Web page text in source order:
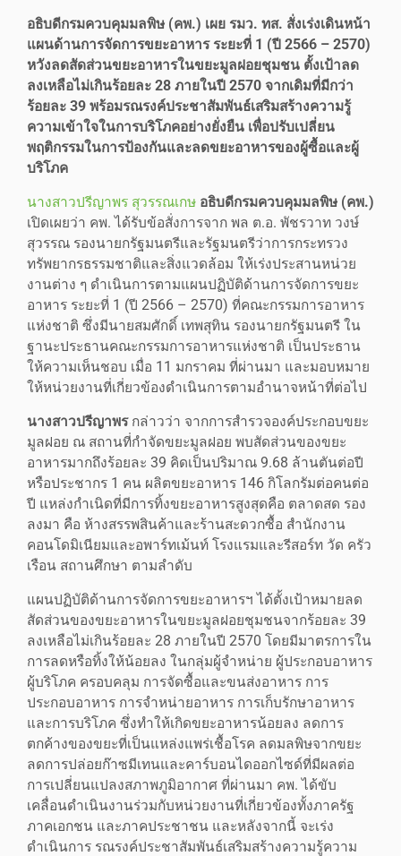
อธิบดีกรมควบคุมมลพิษ (คพ.) เผย รมว. ทส. สั่งเร่งเดินหน้า
แผนด้านการจัดการขยะอาหาร ระยะที่ 1 (ปี 2566 – 2570)
หวังลดสัดส่วนขยะอาหารในขยะมูลฝอยชุมชน ตั้งเป้าลด
ลงเหลือไม่เกินร้อยละ 28 ภายในปี 2570 จากเดิมที่มีกว่า
ร้อยละ 39 พร้อมรณรงค์ประชาสัมพันธ์เสริมสร้างความรู้
ความเข้าใจในการบริโภคอย่างยั่งยืน เพื่อปรับเปลี่ยน
พฤติกรรมในการป้องกันและลดขยะอาหารของผู้ซื้อและผู้
บริโภค
นางสาวปรีญาพร สุวรรณเกษ อธิบดีกรมควบคุมมลพิษ (คพ.)
เปิดเผยว่า คพ. ได้รับข้อสั่งการจาก พล ต.อ. พัชรวาท วงษ์
สุวรรณ รองนายกรัฐมนตรีและรัฐมนตรีว่าการกระทรวง
ทรัพยากรธรรมชาติและสิ่งแวดล้อม ให้เร่งประสานหน่วย
งานต่าง ๆ ดำเนินการตามแผนปฏิบัติด้านการจัดการขยะ
อาหาร ระยะที่ 1 (ปี 2566 – 2570) ที่คณะกรรมการอาหาร
แห่งชาติ ซึ่งมีนายสมศักดิ์ เทพสุทิน รองนายกรัฐมนตรี ใน
ฐานะประธานคณะกรรมการอาหารแห่งชาติ เป็นประธาน
ให้ความเห็นชอบ เมื่อ 11 มกราคม ที่ผ่านมา และมอบหมาย
ให้หน่วยงานที่เกี่ยวข้องดำเนินการตามอำนาจหน้าที่ต่อไป
นางสาวปรีญาพรกล่าวว่า จากการสำรวจองค์ประกอบขยะ
มูลฝอย ณ สถานที่กำจัดขยะมูลฝอย พบสัดส่วนของขยะ
อาหารมากถึงร้อยละ 39 คิดเป็นปริมาณ 9.68 ล้านตันต่อปี
หรือประชากร 1 คน ผลิตขยะอาหาร 146 กิโลกรัมต่อคนต่อ
ปี แหล่งกำเนิดที่มีการทิ้งขยะอาหารสูงสุดคือ ตลาดสด รอง
ลงมา คือ ห้างสรรพสินค้าและร้านสะดวกซื้อ สำนักงาน
คอนโดมิเนียมและอพาร์ทเม้นท์ โรงแรมและรีสอร์ท วัด ครัว
เรือน สถานศึกษา ตามลำดับ
แผนปฏิบัติด้านการจัดการขยะอาหารฯ ได้ตั้งเป้าหมายลด
สัดส่วนของขยะอาหารในขยะมูลฝอยชุมชนจากร้อยละ 39
ลงเหลือไม่เกินร้อยละ 28 ภายในปี 2570 โดยมีมาตรการใน
การลดหรือทิ้งให้น้อยลง ในกลุ่มผู้จำหน่าย ผู้ประกอบอาหาร
ผู้บริโภค ครอบคลุม การจัดซื้อและขนส่งอาหาร การ
ประกอบอาหาร การจำหน่ายอาหาร การเก็บรักษาอาหาร
และการบริโภค ซึ่งทำให้เกิดขยะอาหารน้อยลง ลดการ
ตกค้างของขยะที่เป็นแหล่งแพร่เชื้อโรค ลดมลพิษจากขยะ
ลดการปล่อยก๊าซมีเทนและคาร์บอนไดออกไซด์ที่มีผลต่อ
การเปลี่ยนแปลงสภาพภูมิอากาศ ที่ผ่านมา คพ. ได้ขับ
เคลื่อนดำเนินงานร่วมกับหน่วยงานที่เกี่ยวข้องทั้งภาครัฐ
ภาคเอกชน และภาคประชาชน และหลังจากนี้ จะเร่ง
ดำเนินการ รณรงค์ประชาสัมพันธ์เสริมสร้างความรู้ความ